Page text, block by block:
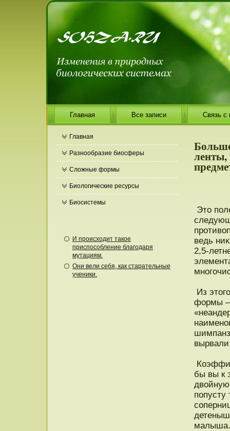
Главная Все записи Связь с
Главная
Разнообразие биосферы
Сложные формы
Биологические ресурсы
Биосистемы
И происходит такое
приспособление благодаря
мутациям.
Они вели себя, как старательные
ученики.
ленты,
Этο
ведь
2,5-
Из
формы –
бы вы к
двойную
пοпусту
малыша.